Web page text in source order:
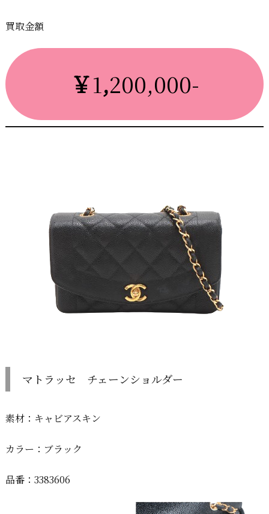
買取金額
￥1,200,000-
マトラッセ チェーンショルダー
素材：キャビアスキン
カラー：ブラック
品番：3383606